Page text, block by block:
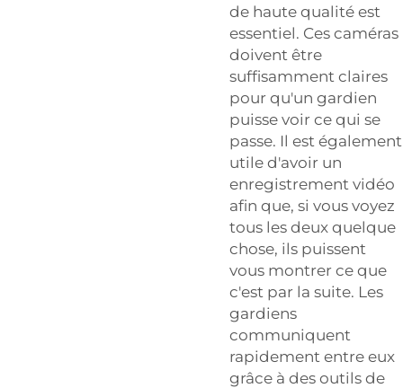
de haute qualité est
essentiel. Ces caméras
doivent être
suffisamment claires
pour qu'un gardien
puisse voir ce qui se
passe. Il est également
utile d'avoir un
enregistrement vidéo
afin que, si vous voyez
tous les deux quelque
chose, ils puissent
vous montrer ce que
c'est par la suite. Les
gardiens
communiquent
rapidement entre eux
grâce à des outils de